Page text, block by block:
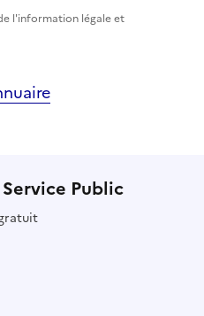
l'information légale et
Public